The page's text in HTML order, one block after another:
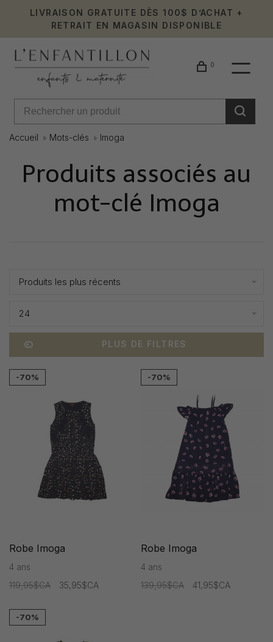
LIVRAISON GRATUITE DÈS 100$ D’ACHAT +
RETRAIT EN MAGASIN DISPONIBLE
0
Accueil Mots-clés Imoga
Produits associés au
mot-clé Imoga
Produits les plus récents
24
PLUS DE FILTRES
-70%
Robe Imoga
4 ans
119,95$CA
35,95$CA
-70%
Robe Imoga
4 ans
139,95$CA
41,95$CA
-70%